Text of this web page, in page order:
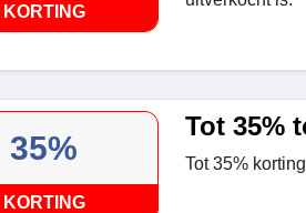
KORTING
35%
KORTING
Tot 35%
Tot 35%